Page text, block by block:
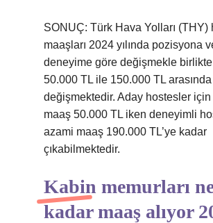
SONUÇ: Türk Hava Yolları (THY)
maaşları 2024 yılında pozisyona
deneyime göre değişmekle
50.000 TL ile 150.000 TL arasında
değişmektedir. Aday hostesler
maaş 50.000 TL iken deneyimli
azami maaş 190.000 TL’ye kadar
çıkabilmektedir.
Kabin memurları
kadar maaş alıyor